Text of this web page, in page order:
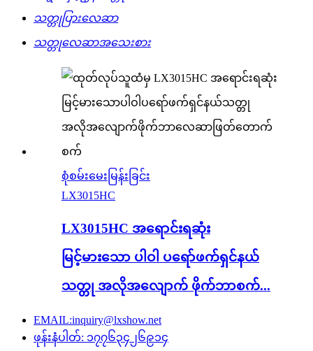
သတ္တုပြားလေဆာ
သတ္တုလေဆာအသေးစား
စုံစမ်းမေးမြန်းခြင်း
LX3015HC
LX3015HC အရောင်းရဆုံး
မြင့်မားသော ပါဝါ ပရော်ဖက်ရှင်နယ်
သတ္တု အလိုအလျောက် ဖိုက်ဘာစက်...
EMAIL:inquiry@lxshow.net
ဖုန်းနံပါတ်: ၁၇၇၆၃၄၂၆၉၁၄